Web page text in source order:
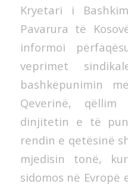
Kryetari i
Pavarura të
informoi
veprimet
bashkëpunimin
Qeverinë,
dinjitetin e të
rendin e qetësinë
mjedisin tonë,
sidomos në Evropë